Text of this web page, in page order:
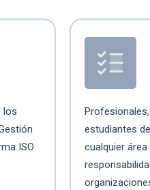
los
ISO
estudiantes
cualquier